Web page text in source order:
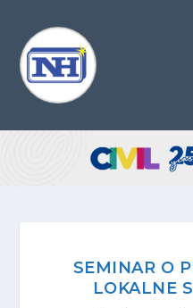
SEMINAR O
LOKALNE